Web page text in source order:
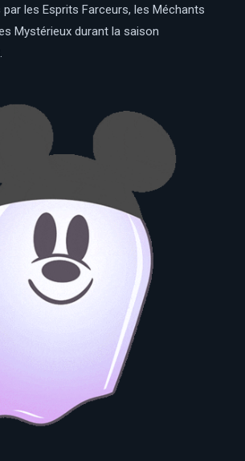
les Esprits Farceurs, les Méchants
Mystérieux durant la saison